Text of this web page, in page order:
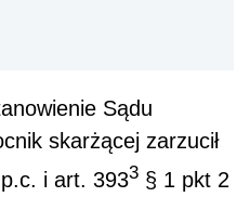
Sądu
skarżącej zarzucił
i art. 3933 § 1 pkt 2